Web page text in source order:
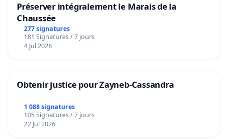
Préserver intégralement le Marais de la
Chaussée
277 signatures
181 Signatures / 7 jours
4 Jul 2026
Obtenir justice pour Zayneb-Cassandra
1 088 signatures
105 Signatures / 7 jours
22 Jul 2026